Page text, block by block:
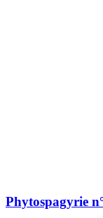
Phytospagyrie